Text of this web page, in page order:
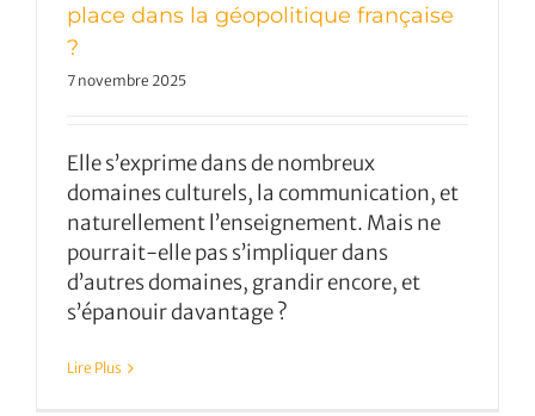
place dans la géopolitique française
?
7 novembre 2025
Elle s’exprime dans de nombreux
domaines culturels, la communication, et
naturellement l’enseignement. Mais ne
pourrait-elle pas s’impliquer dans
d’autres domaines, grandir encore, et
s’épanouir davantage ?
Lire Plus